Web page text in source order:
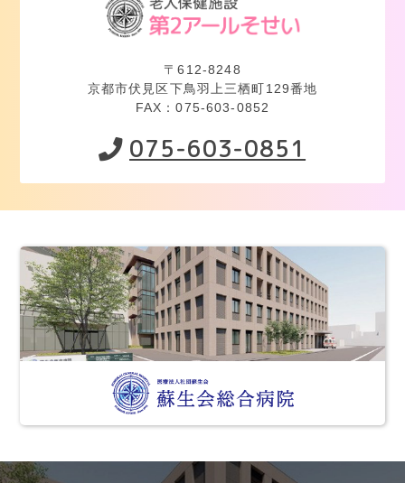
〒612-8248
京都市伏見区下鳥羽上三栖町129番地
FAX：075-603-0852
075-603-0851